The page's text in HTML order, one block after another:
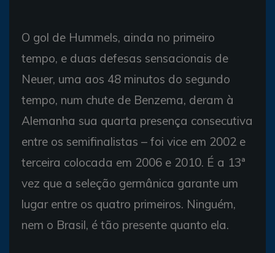
O gol de Hummels, ainda no primeiro
tempo, e duas defesas sensacionais de
Neuer, uma aos 48 minutos do segundo
tempo, num chute de Benzema, deram à
Alemanha sua quarta presença consecutiva
entre os semifinalistas – foi vice em 2002 e
terceira colocada em 2006 e 2010. É a 13ª
vez que a seleção germânica garante um
lugar entre os quatro primeiros. Ninguém,
nem o Brasil, é tão presente quanto ela.